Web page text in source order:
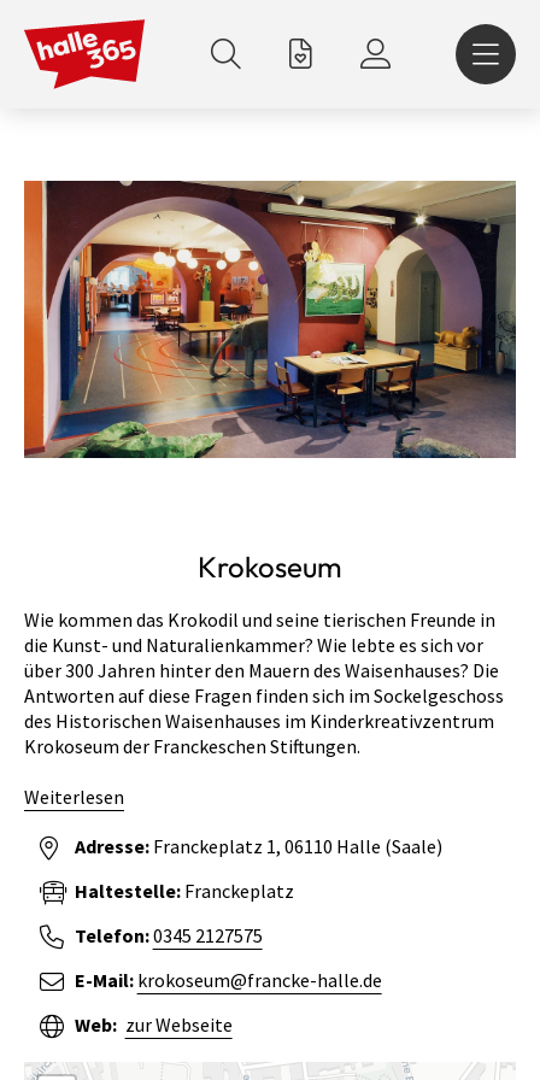
zum
Inhalt
Krokoseum
Wie kommen das Krokodil und seine tierischen Freunde in
die Kunst- und Naturalienkammer? Wie lebte es sich vor
über 300 Jahren hinter den Mauern des Waisenhauses? Die
Antworten auf diese Fragen finden sich im Sockelgeschoss
des Historischen Waisenhauses im Kinderkreativzentrum
Krokoseum der Franckeschen Stiftungen.
Weiterlesen
Adresse: Franckeplatz 1 06110 Halle (Saale)
Haltestelle: Franckeplatz
Telefon:0345 2127575
E-Mail: krokoseum@francke-halle.de
Web: zur Webseite